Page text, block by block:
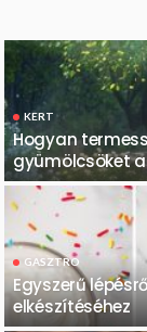
KERT
Hogyan
gyümölcsöket
GASZTRO
Egyszerű
elkészítéséhez